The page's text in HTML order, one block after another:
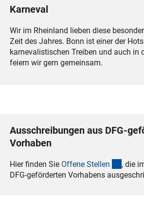
Karneval
Wir im Rheinland lieben diese
Zeit des Jahres. Bonn ist einer der
karnevalistischen Treiben und auch in
feiern wir gern gemeinsam.
Ausschreibungen aus DFG-
Vorhaben
Hier finden Sie Offene Stellen
, die
DFG-geförderten Vorhabens